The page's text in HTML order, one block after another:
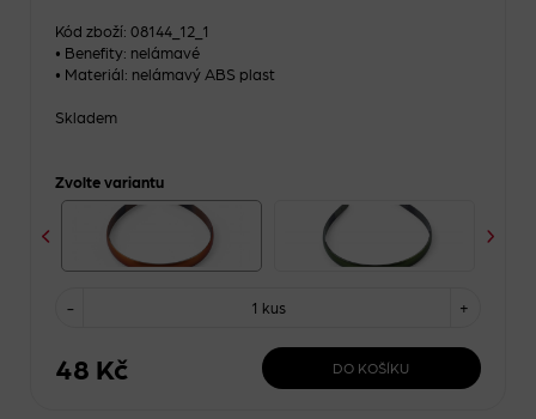
Kód zboží: 08144_12_1
• Benefity: nelámavé
• Materiál: nelámavý ABS plast
Skladem
Zvolte variantu
- +
1 kus
48 Kč DO KOŠÍKU